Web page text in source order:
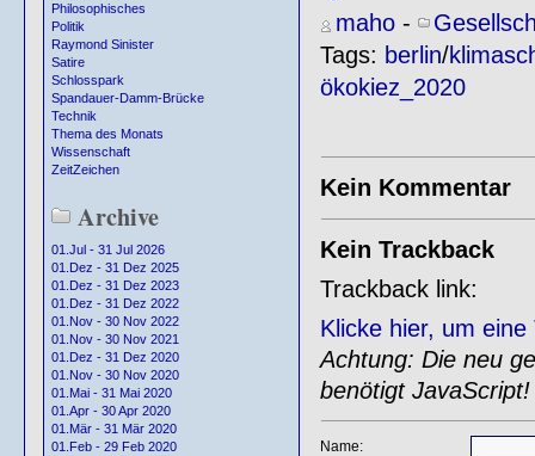
Philosophisches
Politik
Raymond Sinister
Satire
Schlosspark
Spandauer-Damm-Brücke
Technik
Thema des Monats
Wissenschaft
ZeitZeichen
Archive
01.Jul - 31 Jul 2026
01.Dez - 31 Dez 2025
01.Dez - 31 Dez 2023
01.Dez - 31 Dez 2022
01.Nov - 30 Nov 2022
01.Nov - 30 Nov 2021
01.Dez - 31 Dez 2020
01.Nov - 30 Nov 2020
01.Mai - 31 Mai 2020
01.Apr - 30 Apr 2020
01.Mär - 31 Mär 2020
01.Feb - 29 Feb 2020
maho-
Tags: berlin/
ökokiez_2020
Kein Kommentar
Kein Trackback
Trackback link:
Klicke hier, um
Achtung: Die neu
benötigt JavaScript!
Name: